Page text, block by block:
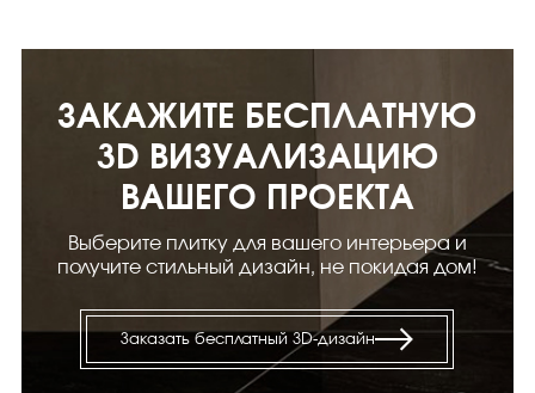
ЗАКАЖИТЕ БЕСПЛАТНУЮ
3D ВИЗУАЛИЗАЦИЮ
ВАШЕГО ПРОЕКТА
Выберите плитку для вашего интерьера и
получите стильный дизайн, не покидая дом!
Заказать бесплатный 3D-дизайн